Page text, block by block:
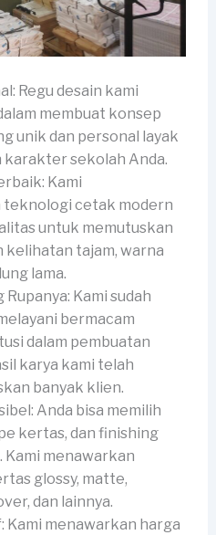
Regu desain kami
membuat konsep
unik dan personal layak
karakter sekolah Anda.
Kami
teknologi cetak modern
untuk memutuskan
kelihatan tajam, warna
lama.
Kami sudah
bermacam
dalam pembuatan
karya kami telah
banyak klien.
Anda bisa memilih
kertas, dan finishing
menawarkan
glossy, matte,
dan lainnya.
Kami menawarkan harga